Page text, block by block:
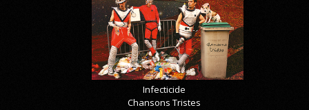
Infecticide
Chansons Tristes